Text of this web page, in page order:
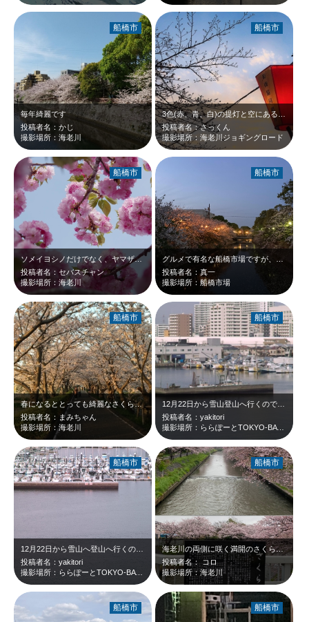
毎年綺麗です
投稿者名：かじ
撮影場所：海老川
船橋市
3色(赤、青、白)の提灯と空にある夕日、青空、雲がきれいに表現されている。
投稿者名：さっくん
撮影場所：海老川ジョギングロード
船橋市
ソメイヨシノだけでなく、ヤマザクラや枝垂れ桜、ヤエザクラも楽しめます。 屋台…
投稿者名：セバスチャン
撮影場所：海老川
船橋市
投稿者名：真一
撮影場所：船橋市場
船橋市
春になるととっても綺麗なさくらが咲いてトンネルのようになります。
投稿者名：まみちゃん
撮影場所：海老川
船橋市
12月22日から雪山登山へ行くのですが、そのために連れが買い出しに行きたいとい…
投稿者名：yakitori
撮影場所：ららぽーとTOKYO-BAY駐車場
船橋市
12月22日から雪山へ登山へ行くのですが、そのために先週11日月曜日に、ららぽ…
投稿者名：yakitori
撮影場所：ららぽーとTOKYO-BAY駐車場
船橋市
海老川の両側に咲く満開のさくら🌸と、川に掛かる さくら橋からの写真です。 …
投稿者名： コロ
撮影場所：海老川
船橋市
船橋市 船橋市